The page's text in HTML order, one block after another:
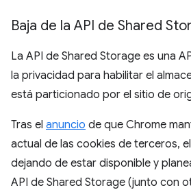
Baja de la API de Shared
La API de Shared Storage es una
la privacidad para habilitar el
está particionado por el sitio de
Tras el anuncio de que Chrome
actual de las cookies de terceros,
dejando de estar disponible y
API de Shared Storage (junto con